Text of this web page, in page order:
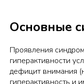
Основные
Проявления
гиперактивности
дефицит внимания